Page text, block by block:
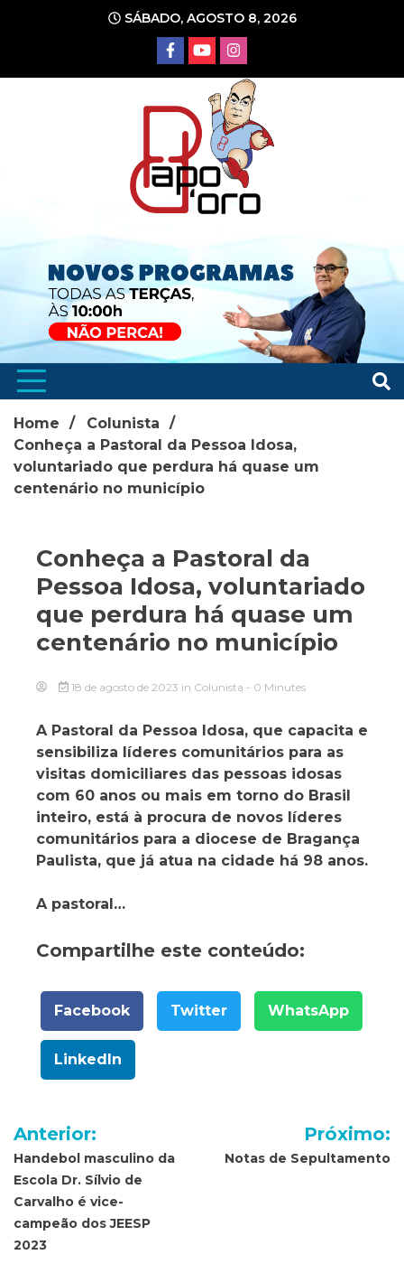
conteúdo
SÁBADO, AGOSTO 8, 2026
Home
Colunista
Conheça a Pastoral da Pessoa Idosa,
voluntariado que perdura há quase um
centenário no município
Conheça a Pastoral da
Pessoa Idosa, voluntariado
que perdura há quase um
centenário no município
18 de agosto de 2023 in Colunista - 0 Minutes
A Pastoral da Pessoa Idosa, que capacita e
sensibiliza líderes comunitários para as
visitas domiciliares das pessoas idosas
com 60 anos ou mais em torno do Brasil
inteiro, está à procura de novos líderes
comunitários para a diocese de Bragança
Paulista, que já atua na cidade há 98 anos.
A pastoral…
Compartilhe este conteúdo:
Facebook Twitter WhatsApp
LinkedIn
Navegação
de
Post
Anterior:
Handebol masculino da
Escola Dr. Sílvio de
Carvalho é vice-
campeão dos JEESP
2023
Próximo:
Notas de Sepultamento